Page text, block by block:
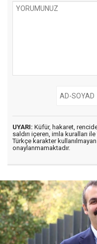
UYARI: Küfür, hakaret,
saldırı içeren, imla kuralları ile
Türkçe karakter
onaylanmamaktadır.